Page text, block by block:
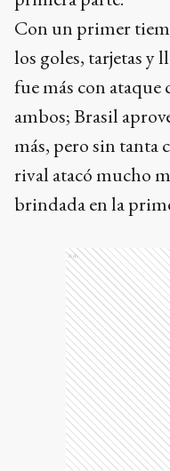
Con un primer
los goles, tarjetas y
fue más con
ambos; Brasil
más, pero sin tanta
rival atacó mucho
brindada en la
Ads